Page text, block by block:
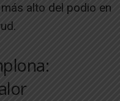
alto del podio en